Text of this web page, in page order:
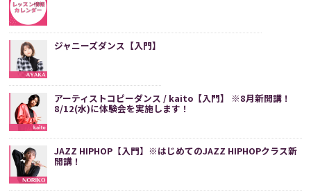
ジャニーズダンス【入門】
アーティストコピーダンス / kaito【入門】 ※8月新開講！
8/12(水)に体験会を実施します！
JAZZ HIPHOP【入門】※はじめてのJAZZ HIPHOPクラス新
開講！